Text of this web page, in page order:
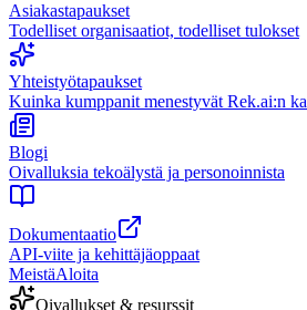
Asiakastapaukset
Todelliset organisaatiot, todelliset tulokset
Yhteistyötapaukset
Kuinka kumppanit menestyvät Rek.ai:n
Blogi
Oivalluksia tekoälystä ja personoinnista
Dokumentaatio
API-viite ja kehittäjäoppaat
MeistäAloita
Oivallukset & resurssit